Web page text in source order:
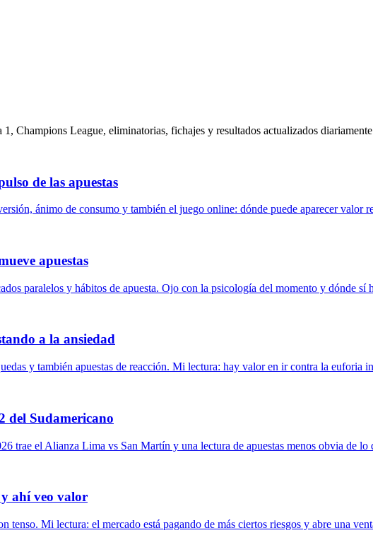
Champions League, eliminatorias, fichajes y resultados actualizados
de las apuestas
ánimo de consumo y también el juego online: dónde puede aparecer valor
apuestas
paralelos y hábitos de apuesta. Ojo con la psicología del momento y dónde sí
a la ansiedad
y también apuestas de reacción. Mi lectura: hay valor en ir contra la euforia
del Sudamericano
trae el Alianza Lima vs San Martín y una lectura de apuestas menos obvia de lo
ahí veo valor
Mi lectura: el mercado está pagando de más ciertos riesgos y abre una